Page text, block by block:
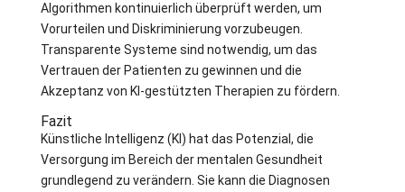
Algorithmen kontinuierlich überprüft werden, um
Vorurteilen und Diskriminierung vorzubeugen.
Transparente Systeme sind notwendig, um das
Vertrauen der Patienten zu gewinnen und die
Akzeptanz von KI-gestützten Therapien zu fördern.
Fazit
Künstliche Intelligenz (KI) hat das Potenzial, die
Versorgung im Bereich der mentalen Gesundheit
grundlegend zu verändern. Sie kann die Diagnosen